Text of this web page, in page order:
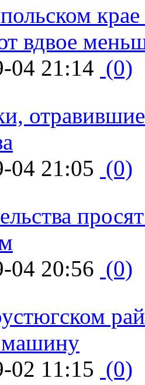
вдвое
04 21:14 (0)
04 21:05 (0)
04 20:56 (0)
02 11:15 (0)